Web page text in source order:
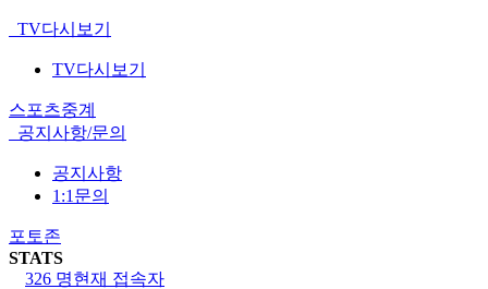
TV다시보기
TV다시보기
스포츠중계
공지사항/문의
공지사항
1:1문의
포토존
STATS
326 명현재 접속자